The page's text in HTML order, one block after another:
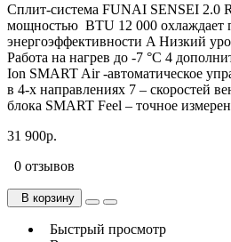
Сплит-система FUNAI SENSEI 2.0
мощностью BTU 12 000 охлаждает
энергоэффективности A Низкий
Работа на нагрев до -7 °С 4
Ion SMART Air -автоматическое
в 4-х направлениях 7 – скоростей
блока SMART Feel – точное
31 900р.
0 отзывов
В корзину
Быстрый просмотр